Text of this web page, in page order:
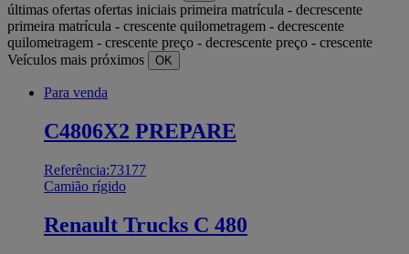
últimas ofertas ofertas iniciais primeira matrícula - decrescente
primeira matrícula - crescente quilometragem - decrescente
quilometragem - crescente preço - decrescente preço - crescente
Veículos mais próximos
OK
Para venda
C4806X2 PREPARE
Referência:73177
Camião rígido
Renault Trucks C 480